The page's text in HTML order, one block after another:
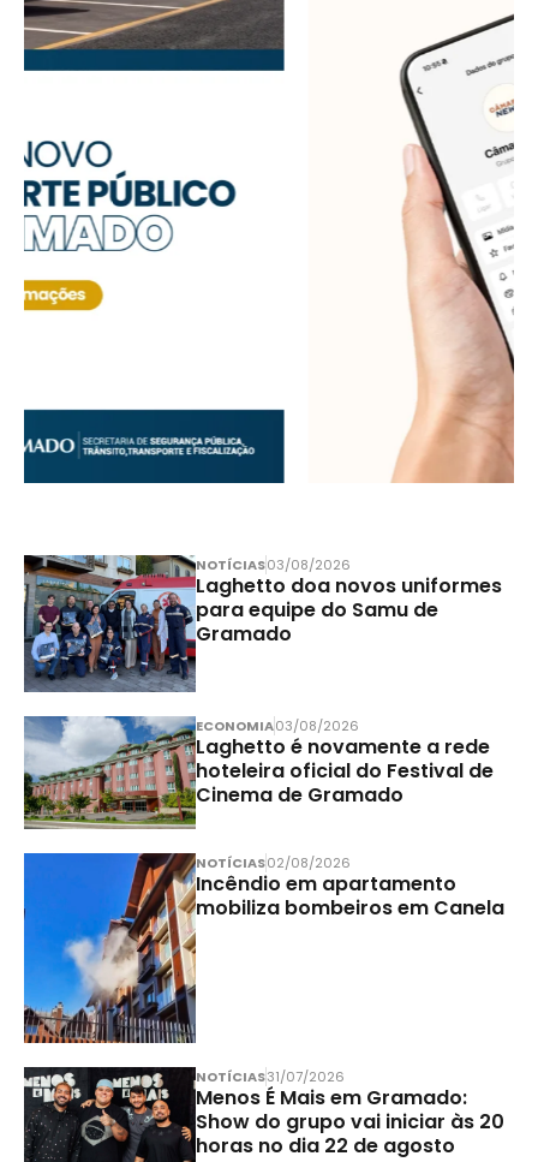
NOTÍCIAS03/08/2026
Laghetto doa novos uniformes
para equipe do Samu de
Gramado
ECONOMIA03/08/2026
Laghetto é novamente a rede
hoteleira oficial do Festival de
Cinema de Gramado
NOTÍCIAS02/08/2026
Incêndio em apartamento
mobiliza bombeiros em Canela
NOTÍCIAS31/07/2026
Menos É Mais em Gramado:
Show do grupo vai iniciar às 20
horas no dia 22 de agosto